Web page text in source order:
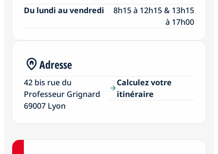
Du lundi au vendredi
8h15 à 12h15 & 13h15
à 17h00
Adresse
42 bis rue du
Professeur Grignard
69007 Lyon
arrow_forward
Calculez votre
itinéraire